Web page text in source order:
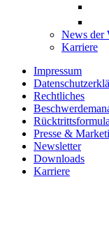
News der
Karriere
Impressum
Rechtliches
Presse &
Newsletter
Downloads
Karriere